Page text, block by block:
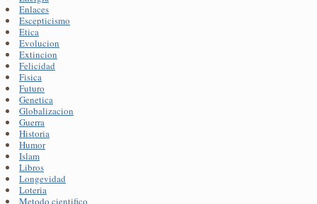
Enlaces
Escepticismo
Etica
Evolucion
Extincion
Felicidad
Fisica
Futuro
Genetica
Globalizacion
Guerra
Historia
Humor
Islam
Libros
Longevidad
Loteria